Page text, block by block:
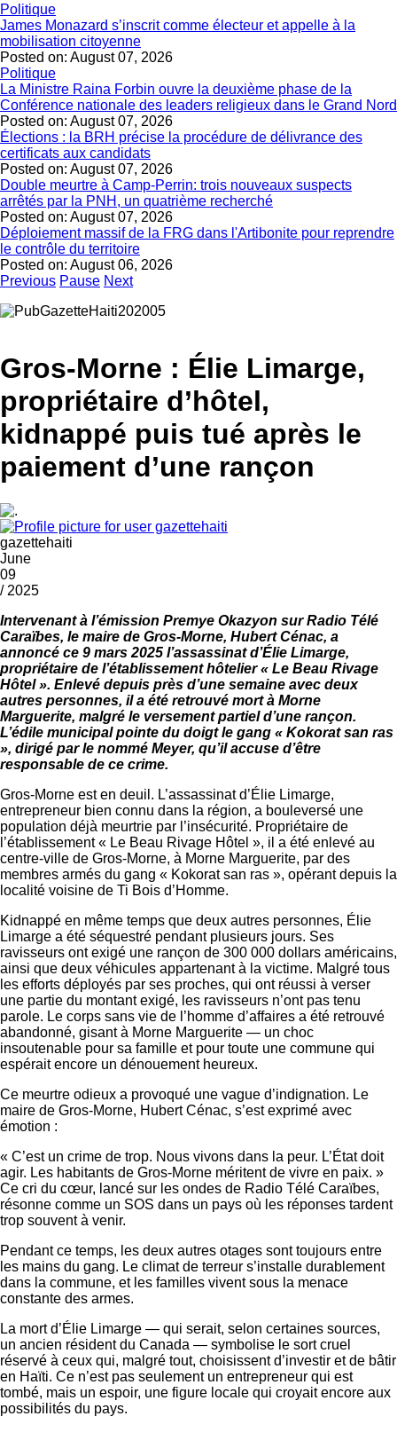
Politique
James Monazard s’inscrit comme électeur et appelle à la
mobilisation citoyenne
Posted on: August 07, 2026
Politique
La Ministre Raina Forbin ouvre la deuxième phase de la
Conférence nationale des leaders religieux dans le Grand Nord
Posted on: August 07, 2026
Élections : la BRH précise la procédure de délivrance des
certificats aux candidats
Posted on: August 07, 2026
Double meurtre à Camp-Perrin: trois nouveaux suspects
arrêtés par la PNH, un quatrième recherché
Posted on: August 07, 2026
Déploiement massif de la FRG dans l'Artibonite pour reprendre
le contrôle du territoire
Posted on: August 06, 2026
Previous Pause Next
Gros-Morne : Élie Limarge,
propriétaire d’hôtel,
kidnappé puis tué après le
paiement d’une rançon
gazettehaiti
June
09
/ 2025
Intervenant à l’émission Premye Okazyon sur Radio Télé
Caraïbes, le maire de Gros-Morne, Hubert Cénac, a
annoncé ce 9 mars 2025 l’assassinat d’Élie Limarge,
propriétaire de l’établissement hôtelier « Le Beau Rivage
Hôtel ». Enlevé depuis près d’une semaine avec deux
autres personnes, il a été retrouvé mort à Morne
Marguerite, malgré le versement partiel d’une rançon.
L’édile municipal pointe du doigt le gang « Kokorat san ras
», dirigé par le nommé Meyer, qu’il accuse d’être
responsable de ce crime.
Gros-Morne est en deuil. L’assassinat d’Élie Limarge,
entrepreneur bien connu dans la région, a bouleversé une
population déjà meurtrie par l’insécurité. Propriétaire de
l’établissement « Le Beau Rivage Hôtel », il a été enlevé au
centre-ville de Gros-Morne, à Morne Marguerite, par des
membres armés du gang « Kokorat san ras », opérant depuis la
localité voisine de Ti Bois d’Homme.
Kidnappé en même temps que deux autres personnes, Élie
Limarge a été séquestré pendant plusieurs jours. Ses
ravisseurs ont exigé une rançon de 300 000 dollars américains,
ainsi que deux véhicules appartenant à la victime. Malgré tous
les efforts déployés par ses proches, qui ont réussi à verser
une partie du montant exigé, les ravisseurs n’ont pas tenu
parole. Le corps sans vie de l’homme d’affaires a été retrouvé
abandonné, gisant à Morne Marguerite — un choc
insoutenable pour sa famille et pour toute une commune qui
espérait encore un dénouement heureux.
Ce meurtre odieux a provoqué une vague d’indignation. Le
maire de Gros-Morne, Hubert Cénac, s’est exprimé avec
émotion :
« C’est un crime de trop. Nous vivons dans la peur. L’État doit
agir. Les habitants de Gros-Morne méritent de vivre en paix. »
Ce cri du cœur, lancé sur les ondes de Radio Télé Caraïbes,
résonne comme un SOS dans un pays où les réponses tardent
trop souvent à venir.
Pendant ce temps, les deux autres otages sont toujours entre
les mains du gang. Le climat de terreur s’installe durablement
dans la commune, et les familles vivent sous la menace
constante des armes.
La mort d’Élie Limarge — qui serait, selon certaines sources,
un ancien résident du Canada — symbolise le sort cruel
réservé à ceux qui, malgré tout, choisissent d’investir et de bâtir
en Haïti. Ce n’est pas seulement un entrepreneur qui est
tombé, mais un espoir, une figure locale qui croyait encore aux
possibilités du pays.